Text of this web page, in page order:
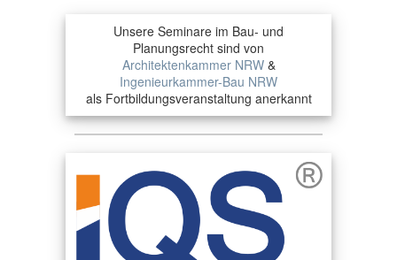
Unsere Seminare im Bau- und
Planungsrecht sind von
Architektenkammer NRW&
Ingenieurkammer-Bau NRW
als Fortbildungsveranstaltung anerkannt